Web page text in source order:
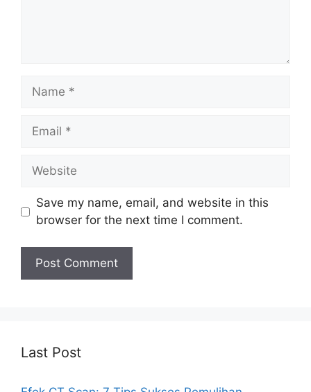
Name
Email
Website
Save my name, email, and website in this
browser for the next time I comment.
Last Post